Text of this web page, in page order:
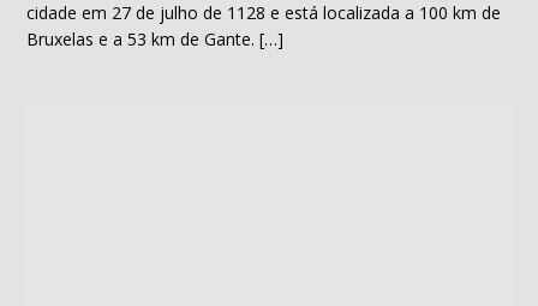
cidade em 27 de julho de 1128 e está localizada a 100 km de
Bruxelas e a 53 km de Gante. […]